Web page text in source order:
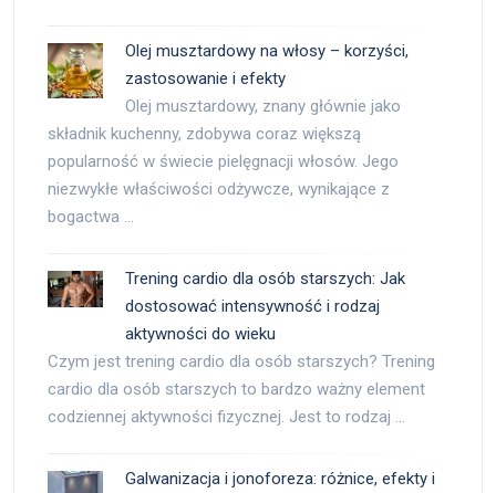
Olej musztardowy na włosy – korzyści,
zastosowanie i efekty
Olej musztardowy, znany głównie jako
składnik kuchenny, zdobywa coraz większą
popularność w świecie pielęgnacji włosów. Jego
niezwykłe właściwości odżywcze, wynikające z
bogactwa …
Trening cardio dla osób starszych: Jak
dostosować intensywność i rodzaj
aktywności do wieku
Czym jest trening cardio dla osób starszych? Trening
cardio dla osób starszych to bardzo ważny element
codziennej aktywności fizycznej. Jest to rodzaj …
Galwanizacja i jonoforeza: różnice, efekty i